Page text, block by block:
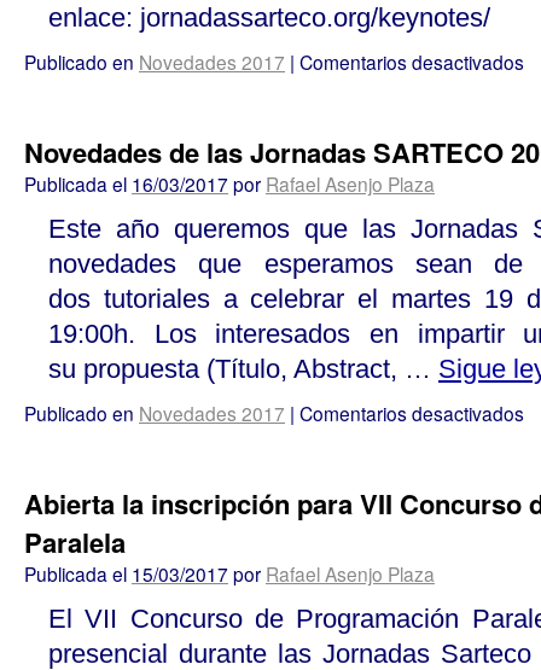
enlace: jornadassarteco.org/keynotes/
Publicado en Novedades 2017 | Comentarios desactivados
Novedades de las Jornadas SARTECO
Publicada el 16/03/2017 por Rafael Asenjo Plaza
Este año queremos que las Jornadas
novedades que esperamos sean
dos tutoriales a celebrar el martes 19
19:00h. Los interesados en impartir
su propuesta (Título, Abstract, … Sigue
Publicado en Novedades 2017 | Comentarios desactivados
Abierta la inscripción para VII Concurso
Paralela
Publicada el 15/03/2017 por Rafael Asenjo Plaza
El VII Concurso de Programación
presencial durante las Jornadas